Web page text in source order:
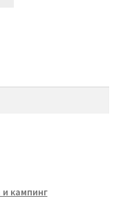
кампинг